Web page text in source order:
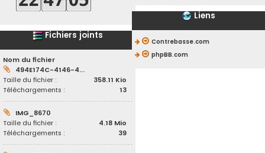
Fichiers joints
Nom du fichier
494E174C-4146-4...
Taille du fichier :
358.11 Kio
Téléchargements :
13
IMG_8670
Taille du fichier :
4.18 Mio
Téléchargements :
39
Liens
Contrebasse.com
phpBB.com